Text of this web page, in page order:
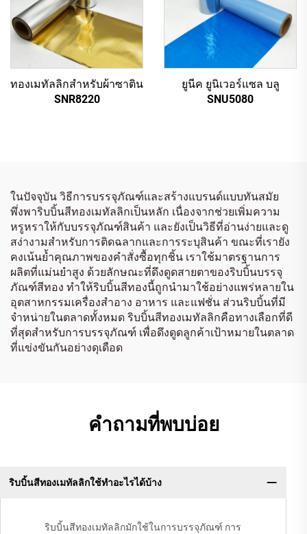
ทองเมทัลลิกสำหรับผ้าซาติน
SNR8220
ยูนีค ยูนิเวอร์แซล บลู
SNU5080
ในปัจจุบัน วิธีการบรรจุภัณฑ์และสร้างแบรนด์แบบทันสมัย
พึ่งพาริบบิ้นสีทองเมทัลลิกเป็นหลัก เนื่องจากช่วยเพิ่มความ
หรูหราให้กับบรรจุภัณฑ์สินค้า และยังเป็นวิธีที่อ่านง่ายและดู
สง่างามสำหรับการติดฉลากและการระบุสินค้า ขณะที่เรายัง
คงเน้นย้ำคุณภาพของคำสั่งซื้อทุกชิ้น เราใช้มาตรฐานการ
ผลิตที่แม่นยำสูง ด้วยลักษณะที่ดึงดูดสายตาของริบบิ้นบรรจุ
ภัณฑ์สีทอง ทำให้ริบบิ้นสีทองนี้ถูกนำมาใช้อย่างแพร่หลายใน
อุตสาหกรรมเครื่องสำอาง อาหาร และแฟชั่น ส่วนริบบิ้นที่มี
จำหน่ายในตลาดทั้งหมด ริบบิ้นสีทองเมทัลลิกคือทางเลือกที่ดี
ที่สุดสำหรับการบรรจุภัณฑ์ เพื่อดึงดูดลูกค้าเป้าหมายในตลาด
ที่แข่งขันกันอย่างดุเดือด
คำถามที่พบบ่อย
ริบบิ้นสีทองเมทัลลิกใช้ทำอะไรได้บ้าง
ริบบิ้นสีทองเมทัลลิกมักใช้ในการบรรจุภัณฑ์ การ